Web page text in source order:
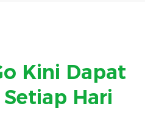
Kini Dapat
Hari